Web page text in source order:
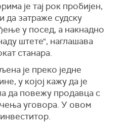
је тај рок пробијен,
да затраже судску
у посед, а накнадно
штете", наглашава
станара.
је преко једне
у којој кажу да је
да повежу продавца с
уговора. У овом